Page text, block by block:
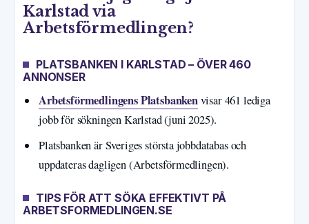
Karlstad via
Arbetsförmedlingen?
PLATSBANKEN I KARLSTAD – ÖVER 460
ANNONSER
Arbetsförmedlingens Platsbankenvisar 461 lediga
jobb för sökningen Karlstad (juni 2025).
Platsbanken är Sveriges största jobbdatabas och
uppdateras dagligen (Arbetsförmedlingen).
TIPS FÖR ATT SÖKA EFFEKTIVT PÅ
ARBETSFORMEDLINGEN.SE